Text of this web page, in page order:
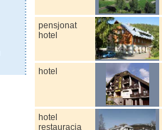
pensjonat
hotel
hotel
hotel
restauracja